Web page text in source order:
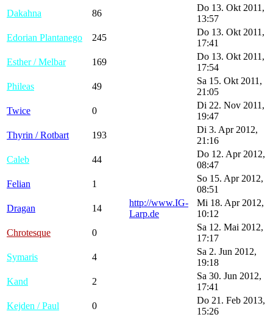
Dakahna
86
Do 13. Okt 2011,
13:57
Edorian Plantanego
245
Do 13. Okt 2011,
17:41
Esther / Melbar
169
Do 13. Okt 2011,
17:54
Phileas
49
Sa 15. Okt 2011,
21:05
Twice
0
Di 22. Nov 2011,
19:47
Thyrin / Rotbart
193
Di 3. Apr 2012,
21:16
Caleb
44
Do 12. Apr 2012,
08:47
Felian
1
So 15. Apr 2012,
08:51
Dragan
14
http://www.IG-
Larp.de
Mi 18. Apr 2012,
10:12
Chrotesque
0
Sa 12. Mai 2012,
17:17
Symaris
4
Sa 2. Jun 2012,
19:18
Kand
2
Sa 30. Jun 2012,
17:41
Kejden / Paul
0
Do 21. Feb 2013,
15:26